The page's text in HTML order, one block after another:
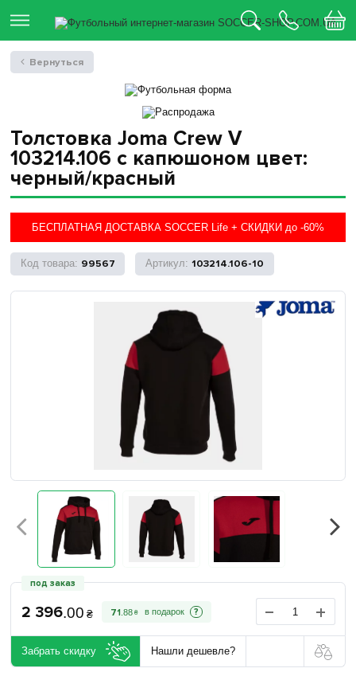
Толстовка Joma Crew V
103214.106 с капюшоном цвет:
черный/красный
БЕСПЛАТНАЯ ДОСТАВКА SOCCER Life + СКИДКИ до -60%
99567 103214.106-10
под заказ
2 396.00 ₴ 71 .88 ₴ ?
Забрать скидку Нашли дешевле?
Вернуться